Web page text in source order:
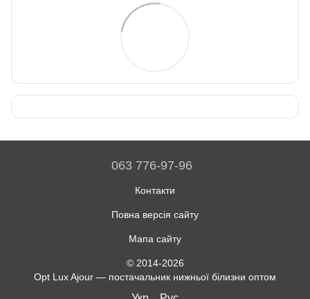
063 776-97-96
Контакти
Повна версія сайту
Мапа сайту
© 2014-2026
Opt Lux Ajour — постачальник нижньої білизни оптом